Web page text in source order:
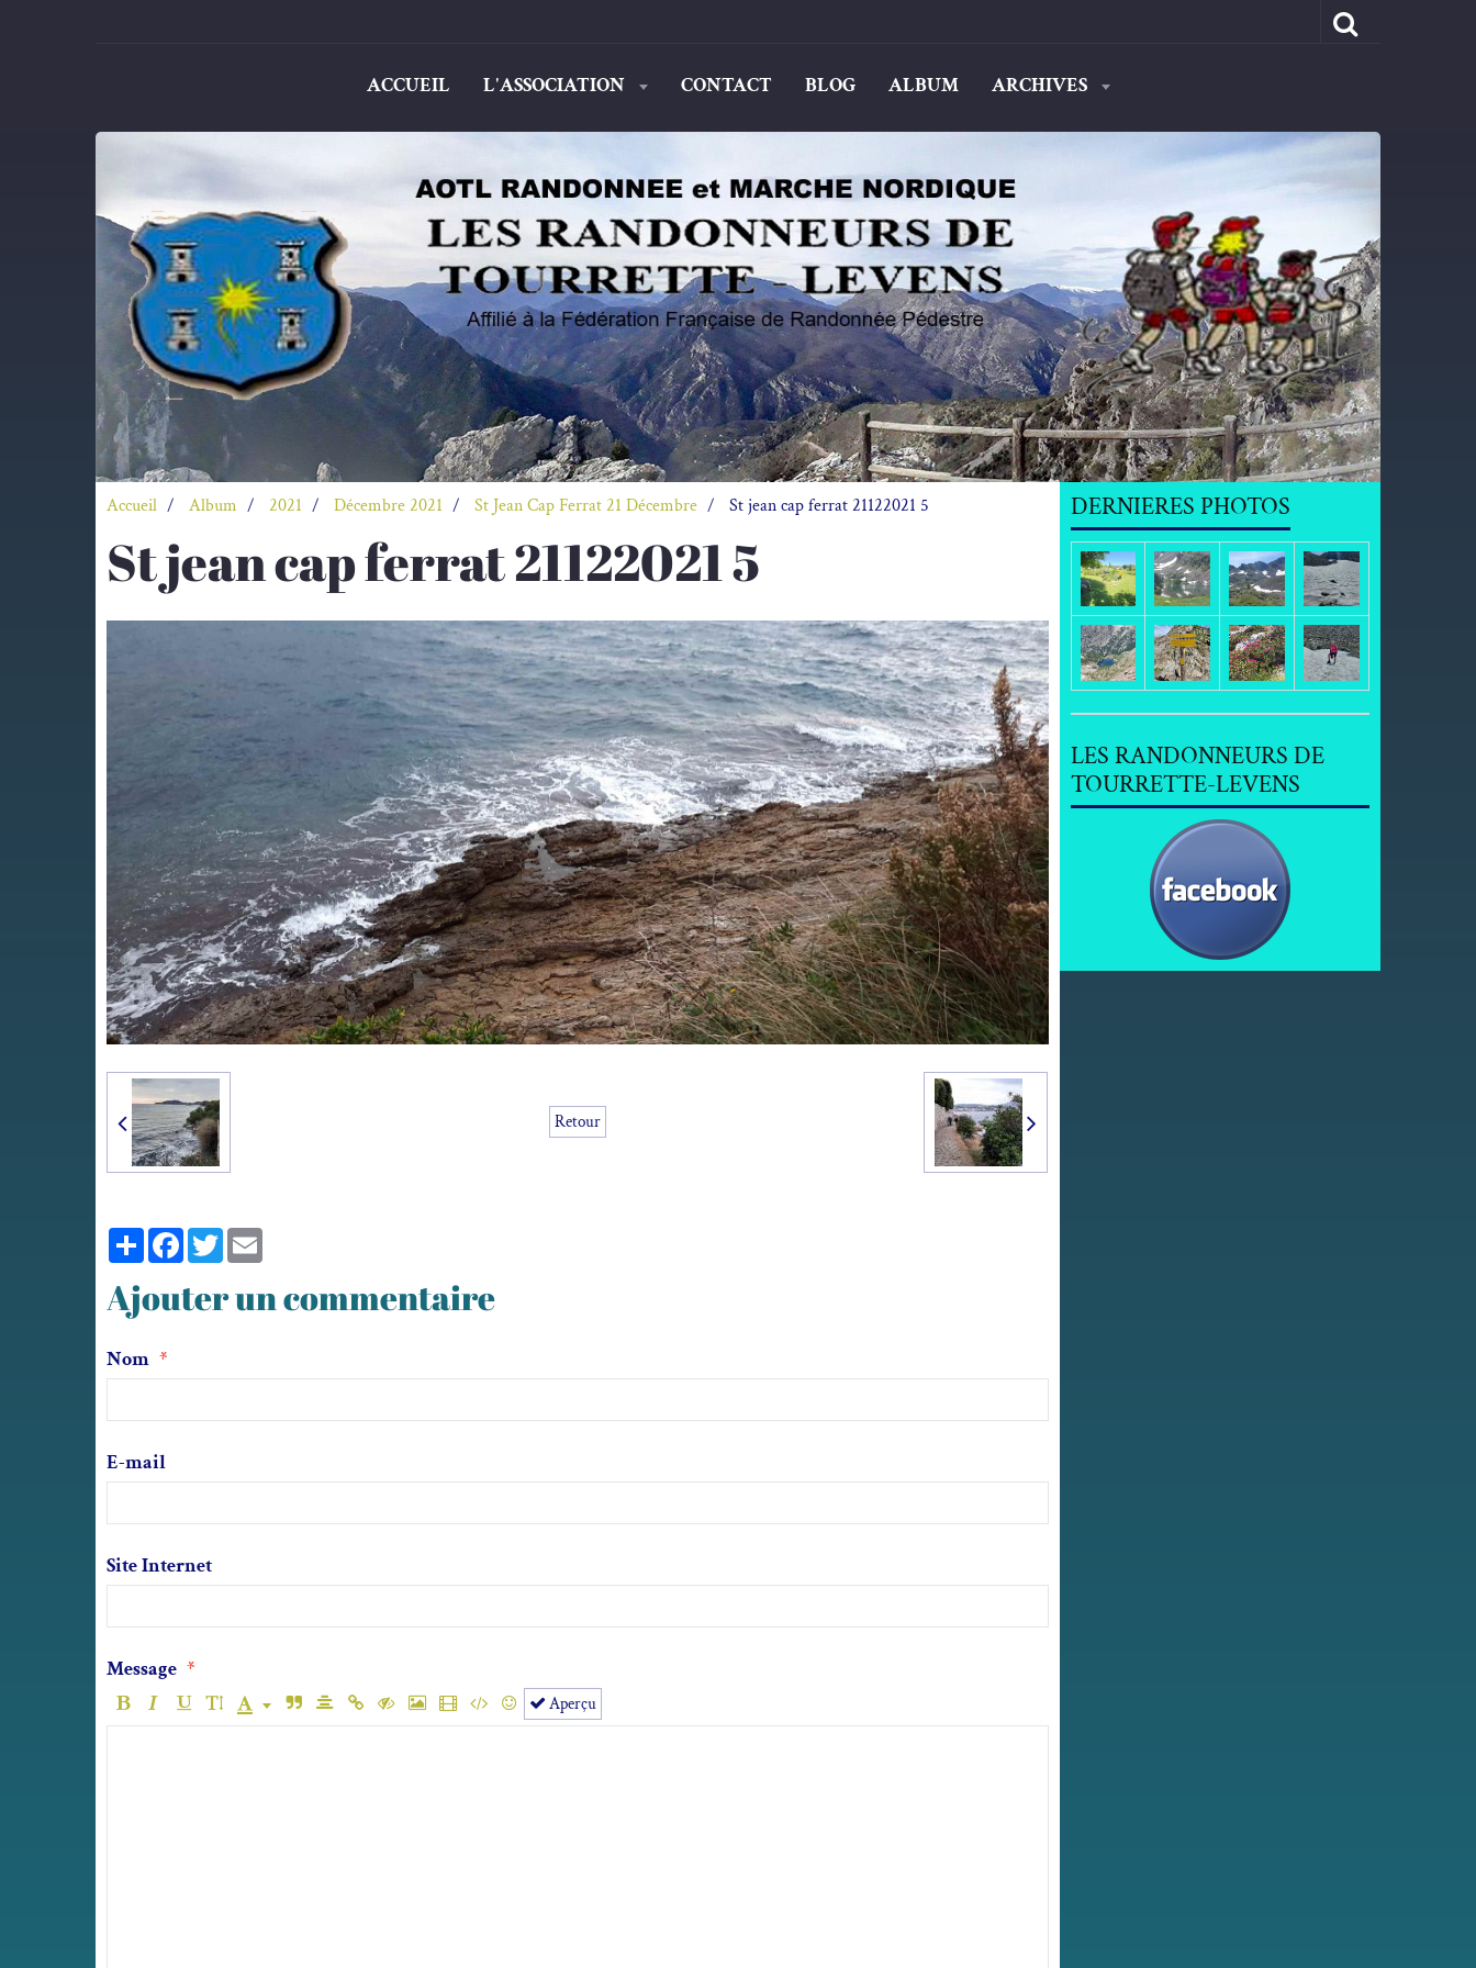
ACCUEIL L'ASSOCIATION CONTACT BLOG ALBUM ARCHIVES
Accueil Album 2021 Décembre 2021 St Jean Cap Ferrat 21 Décembre St jean cap ferrat 21122021 5
St jean cap ferrat 21122021 5
Retour
PartagerFacebook
Twitter
Ajouter un commentaire
Nom
E-mail
Site Internet
Message
Aperçu
DERNIERES PHOTOS
LES RANDONNEURS DE
TOURRETTE-LEVENS